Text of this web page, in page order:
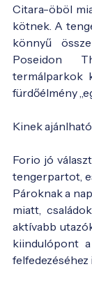
Citara-öböl
kötnek. A
könnyű
Poseidon
termálparkok
fürdőélmény
Kinek
Forio jó
tengerpartot,
Pároknak a
miatt,
aktívabb
kiindulópont
felfedezéséhez